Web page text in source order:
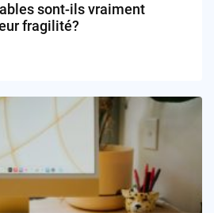
sont-ils vraiment
fragilité?